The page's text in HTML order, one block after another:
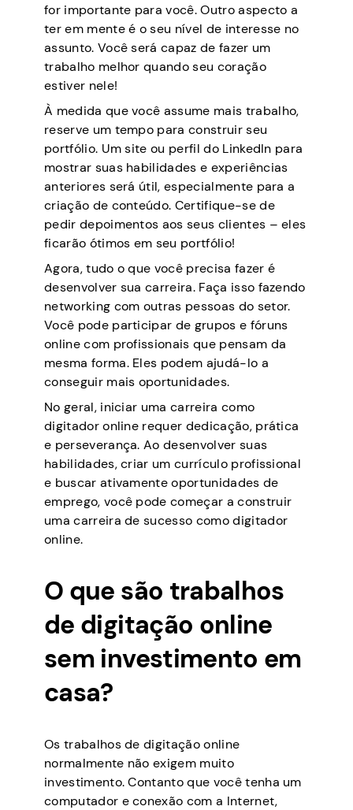
for importante para você. Outro aspecto a
ter em mente é o seu nível de interesse no
assunto. Você será capaz de fazer um
trabalho melhor quando seu coração
estiver nele!
À medida que você assume mais trabalho,
reserve um tempo para construir seu
portfólio. Um site ou perfil do LinkedIn para
mostrar suas habilidades e experiências
anteriores será útil, especialmente para a
criação de conteúdo. Certifique-se de
pedir depoimentos aos seus clientes – eles
ficarão ótimos em seu portfólio!
Agora, tudo o que você precisa fazer é
desenvolver sua carreira. Faça isso fazendo
networking com outras pessoas do setor.
Você pode participar de grupos e fóruns
online com profissionais que pensam da
mesma forma. Eles podem ajudá-lo a
conseguir mais oportunidades.
No geral, iniciar uma carreira como
digitador online requer dedicação, prática
e perseverança. Ao desenvolver suas
habilidades, criar um currículo profissional
e buscar ativamente oportunidades de
emprego, você pode começar a construir
uma carreira de sucesso como digitador
online.
O que são trabalhos
de digitação online
sem investimento em
casa?
Os trabalhos de digitação online
normalmente não exigem muito
investimento. Contanto que você tenha um
computador e conexão com a Internet,